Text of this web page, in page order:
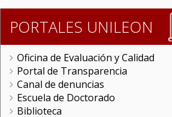
PORTALES UNILEON
Oficina de Evaluación y Calidad
Portal de Transparencia
Canal de denuncias
Escuela de Doctorado
Biblioteca